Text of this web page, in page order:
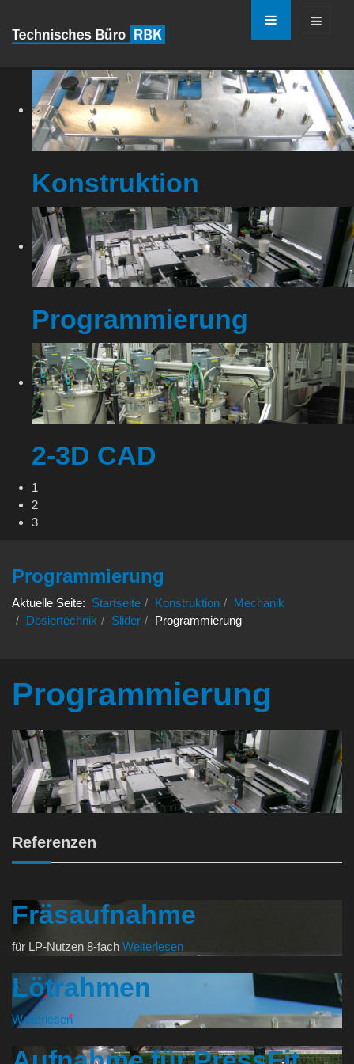
Konstruktion
Programmierung
2-3D CAD
1
2
3
Programmierung
Aktuelle Seite: Startseite Konstruktion
Mechanik
Dosiertechnik
Slider Programmierung
Programmierung
Referenzen
Fräsaufnahme
für LP-Nutzen 8-fach Weiterlesen
Lötrahmen
Weiterlesen